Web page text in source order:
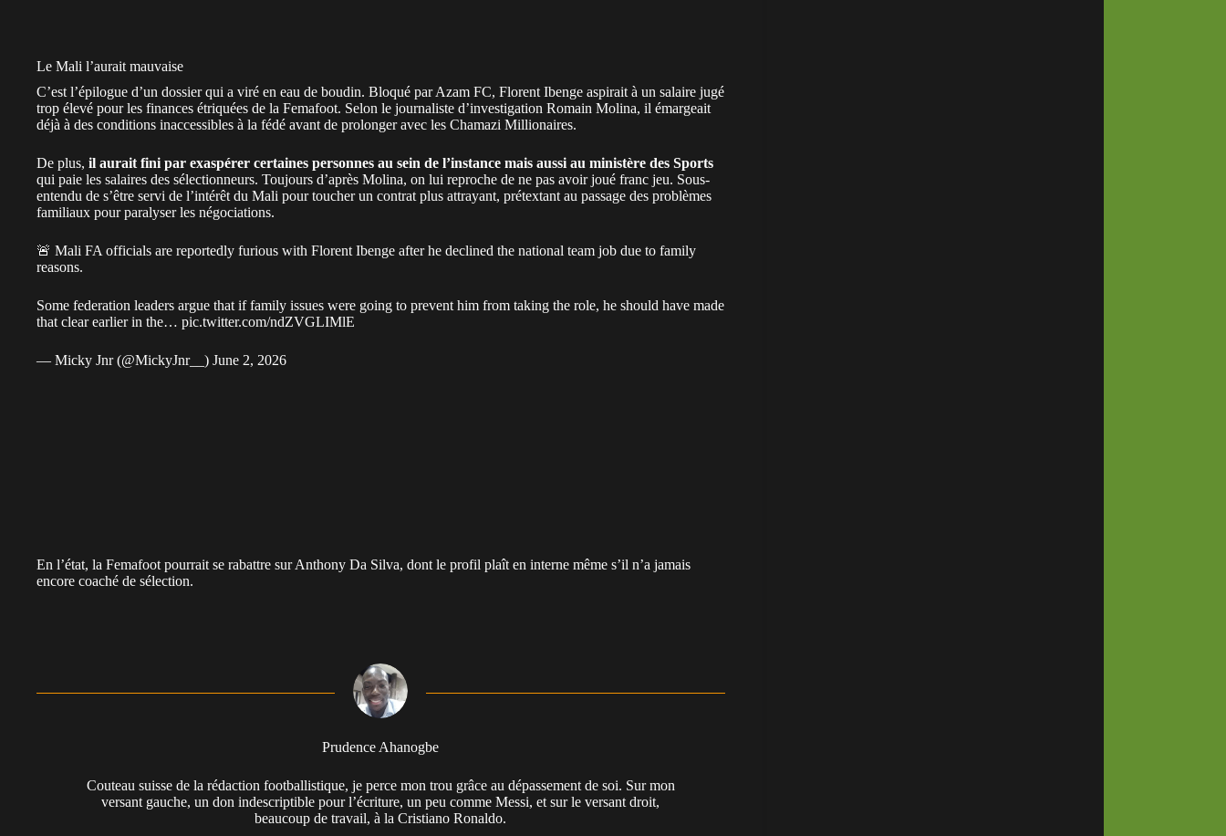
Le Mali l’aurait mauvaise
C’est l’épilogue d’un dossier qui a viré en eau de boudin. Bloqué par Azam FC, Florent Ibenge aspirait à un salaire jugé
trop élevé pour les finances étriquées de la Femafoot. Selon le journaliste d’investigation Romain Molina, il émargeait
déjà à des conditions inaccessibles à la fédé avant de prolonger avec les Chamazi Millionaires.
De plus, il aurait fini par exaspérer certaines personnes au sein de l’instance mais aussi au ministère des Sports
qui paie les salaires des sélectionneurs. Toujours d’après Molina, on lui reproche de ne pas avoir joué franc jeu. Sous-
entendu de s’être servi de l’intérêt du Mali pour toucher un contrat plus attrayant, prétextant au passage des problèmes
familiaux pour paralyser les négociations.
🚨 Mali FA officials are reportedly furious with Florent Ibenge after he declined the national team job due to family
reasons.
Some federation leaders argue that if family issues were going to prevent him from taking the role, he should have made
that clear earlier in the… pic.twitter.com/ndZVGLIMlE
— Micky Jnr (@MickyJnr__) June 2, 2026
En l’état, la Femafoot pourrait se rabattre sur Anthony Da Silva, dont le profil plaît en interne même s’il n’a jamais
encore coaché de sélection.
Prudence Ahanogbe
Couteau suisse de la rédaction footballistique, je perce mon trou grâce au dépassement de soi. Sur mon
versant gauche, un don indescriptible pour l’écriture, un peu comme Messi, et sur le versant droit,
beaucoup de travail, à la Cristiano Ronaldo.